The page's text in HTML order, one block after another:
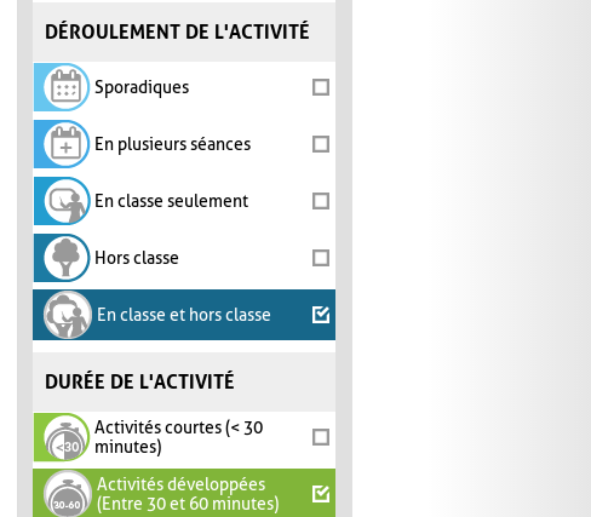
DÉROULEMENT DE L'ACTIVITÉ
Sporadiques
En plusieurs séances
En classe seulement
Hors classe
En classe et hors classe
DURÉE DE L'ACTIVITÉ
Activités courtes (< 30
minutes)
Activités développées
(Entre 30 et 60 minutes)